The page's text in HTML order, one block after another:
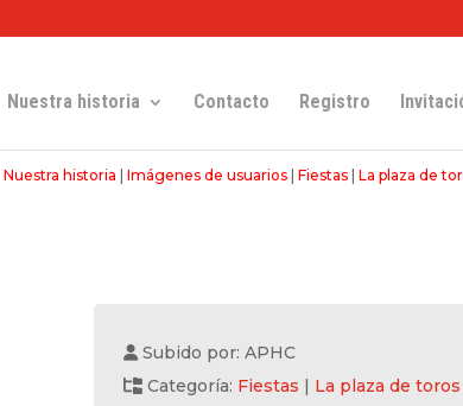
Nuestra historia Contacto Registro
Nuestra historia Imágenes de usuarios| Fiestas| La plaza de
Subido por: APHC
Categoría: Fiestas | La plaza de toros